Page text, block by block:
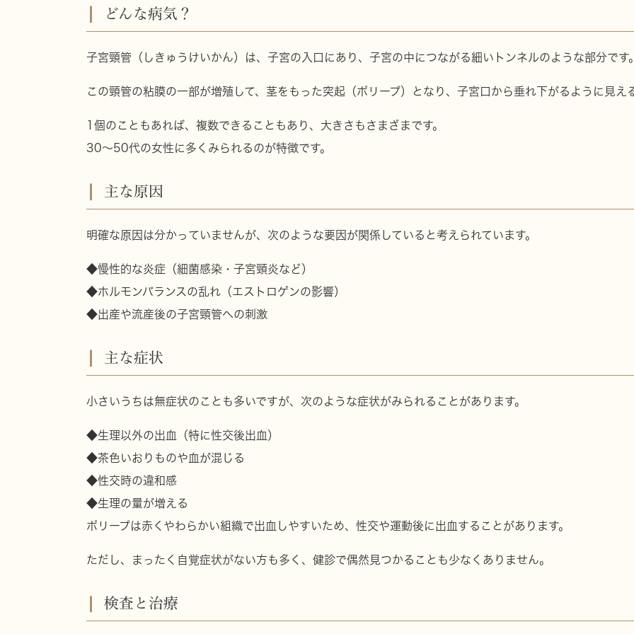
どんな病気？
子宮頸管（しきゅうけいかん）は、子宮の入口にあり、子宮の中につながる細いトンネルのような部分です。
この頸管の粘膜の一部が増殖して、 茎をもった突起（ポリープ）となり、子宮口から垂れ下がるように見え
1個のこともあれば、複数できることもあり、大きさもさまざまです。
30〜50代の女性に多くみられるのが特徴です。
主な原因
明確な原因は分かっていませんが、次のような要因が関係していると考えられています。
◆慢性的な炎症（細菌感染・子宮頸炎など）
◆ホルモンバランスの乱れ（エストロゲンの影響）
◆出産や流産後の子宮頸管への刺激
主な症状
小さいうちは無症状のことも多いですが、次のような症状がみられることがあります。
◆生理以外の出血（特に性交後出血）
◆茶色いおりものや血が混じる
◆性交時の違和感
◆生理の量が増える
ポリープは赤くやわらかい組織で出血しやすいため、性交や運動後に出血することがあります。
ただし、 まったく自覚症状がない方も多く、健診で偶然見つかることも少なくありません。
検査と治療